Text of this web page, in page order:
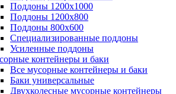
Поддоны 1200х1000
Поддоны 1200х800
Поддоны 800х600
Специализированные поддоны
Усиленные поддоны
контейнеры и баки
Все мусорные контейнеры и баки
Баки универсальные
Двухколесные мусорные контейнеры